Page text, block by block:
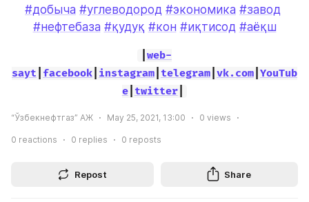
#добыча #углеводород #экономика #завод
#нефтебаза #қудуқ #кон #иқтисод #аёқш
web-
sayt facebook instagram telegram vk.com YouTub
e| twitter|
“Ўзбекнефтгаз” АЖ May 25, 2021, 13:00 0 views
0 reactions 0 replies 0 reposts
Repost Share